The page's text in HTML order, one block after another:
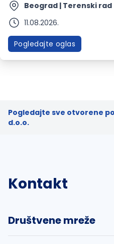
Beograd | Terenski rad
11.08.2026.
Pogledajte oglas
Pogledajte sve otvorene
d.o.o.
Kontakt
Društvene mreže